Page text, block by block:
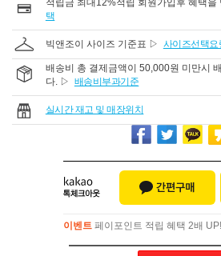
택
빅앤조이 사이즈 기준표 ▷ 사이즈선택요
배송비 총 결제금액이 50,000원 미만시
다. ▷ 배송비부과기준
실시간 재고 및 매장위치
이벤트 페이포인트 적립 혜택 2배 UP!
이벤트페이포인트 적립 혜택 2배 UP!